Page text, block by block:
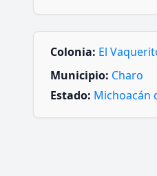
Colonia: El
Municipio: Charo
Estado: Michoacán